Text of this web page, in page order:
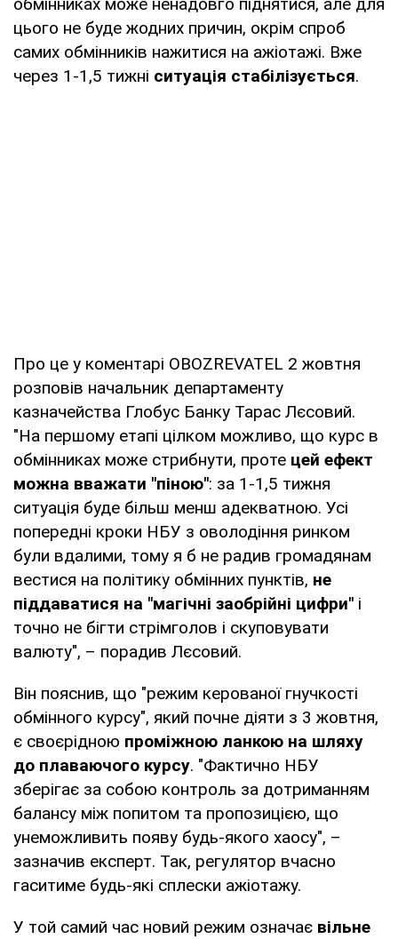
цього не буде жодних причин, окрім спроб
самих обмінників нажитися на ажіотажі. Вже
через 1-1,5 тижні ситуація стабілізується.
Про це у коментарі OBOZREVATEL 2 жовтня
розповів начальник департаменту
казначейства Глобус Банку Тарас Лєсовий.
"На першому етапі цілком можливо, що курс в
обмінниках може стрибнути, проте цей ефект
можна вважати "піною": за 1-1,5 тижня
ситуація буде більш менш адекватною. Усі
попередні кроки НБУ з оволодіння ринком
були вдалими, тому я б не радив громадянам
вестися на політику обмінних пунктів, не
піддаватися на "магічні заобрійні цифри" і
точно не бігти стрімголов і скуповувати
валюту", – порадив Лєсовий.
Він пояснив, що "режим керованої гнучкості
обмінного курсу", який почне діяти з 3 жовтня,
є своєрідною проміжною ланкою на шляху
до плаваючого курсу. "Фактично НБУ
зберігає за собою контроль за дотриманням
балансу між попитом та пропозицією, що
унеможливить появу будь-якого хаосу", –
зазначив експерт. Так, регулятор вчасно
гаситиме будь-які сплески ажіотажу.
У той самий час новий режим означає вільне